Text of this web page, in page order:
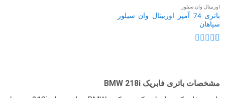
اوربیتال وان سیلور
باتری 74 آمپر اوربیتال وان سیلور
سپاهان
مشخصات باتری فابریک BMW 218i